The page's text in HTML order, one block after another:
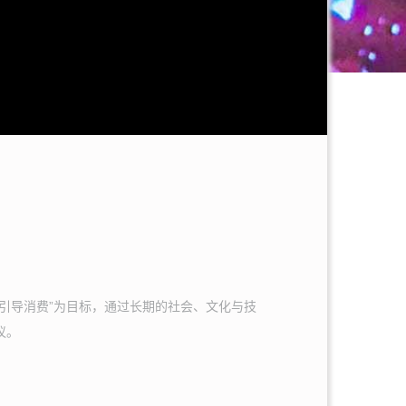
导消费”为目标，通过长期的社会、文化与技